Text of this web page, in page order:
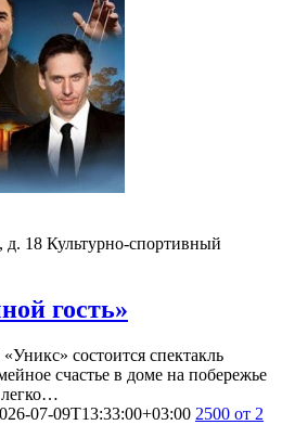
д. 18 Культурно-спортивный
гость»
состоится спектакль
счастье в доме на побережье
легко…
07-09T13:33:00+03:00 2500 от 2